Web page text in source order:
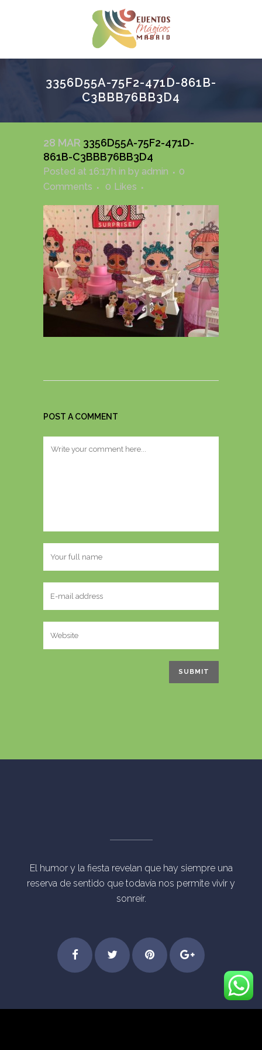
3356D55A-75F2-471D-861B-
C3BBB76BB3D4
28 MAR 3356D55A-75F2-471D-
861B-C3BBB76BB3D4
Posted at 16:17h in by admin
0
Comments
0 Likes
POST A COMMENT
El humor y la fiesta revelan que hay siempre una
reserva de sentido que todavía nos permite vivir y
sonreír.